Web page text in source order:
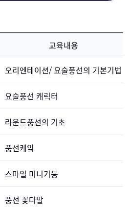
교육내용
오리엔테이션/ 요술풍선의 기본기법
요술풍선 캐릭터
라운드풍선의 기초
풍선케잌
스마일 미니기둥
풍선 꽃다발